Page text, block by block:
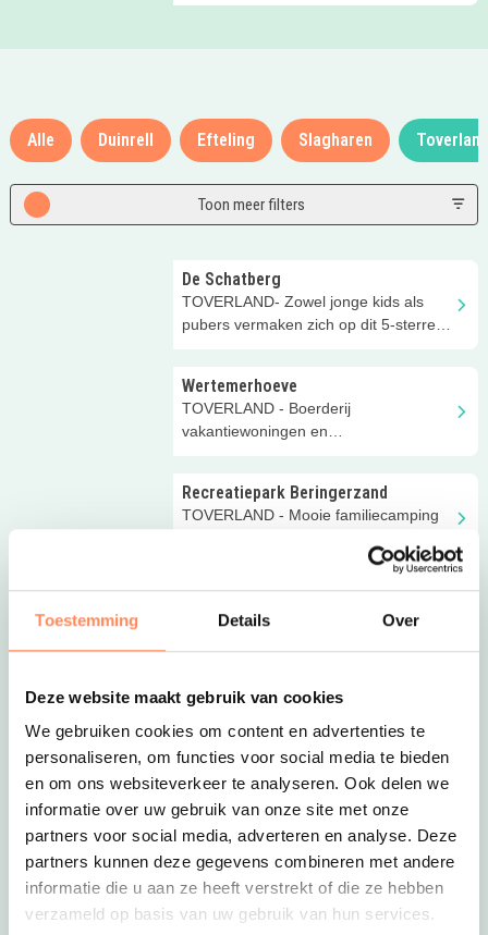
Toestemming Details Over
Deze website maakt gebruik van cookies
We gebruiken cookies om content en advertenties te
personaliseren, om functies voor social media te bieden
en om ons websiteverkeer te analyseren. Ook delen we
informatie over uw gebruik van onze site met onze
partners voor social media, adverteren en analyse. Deze
partners kunnen deze gegevens combineren met andere
informatie die u aan ze heeft verstrekt of die ze hebben
verzameld op basis van uw gebruik van hun services.
Alle Duinrell Efteling Slagharen Toverland
Toon meer filters
De Schatberg
TOVERLAND- Zowel jonge kids als
pubers vermaken zich op dit 5-sterren
Wertemerhoeve
TOVERLAND - Boerderij
vakantiewoningen en
Recreatiepark Beringerzand
TOVERLAND - Mooie familiecamping
TOVERLAND- Fijne familiecamping in
Het Meerdal
TOVERLAND- Kinderen zijn koning op
dit Limburgse vakantiepark vlakbij
attractiepark Toverland!
De Leistert
TOVERLAND- Kindvriendelijk
vakantiepark in Limburg met mooie
vakantiehuizen en veel leuke